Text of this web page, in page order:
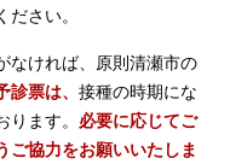
さい。
なければ、原則清瀬市の
診票は、 接種の時期にな
ります。 必要に応じてご
ご協力をお願いいたしま